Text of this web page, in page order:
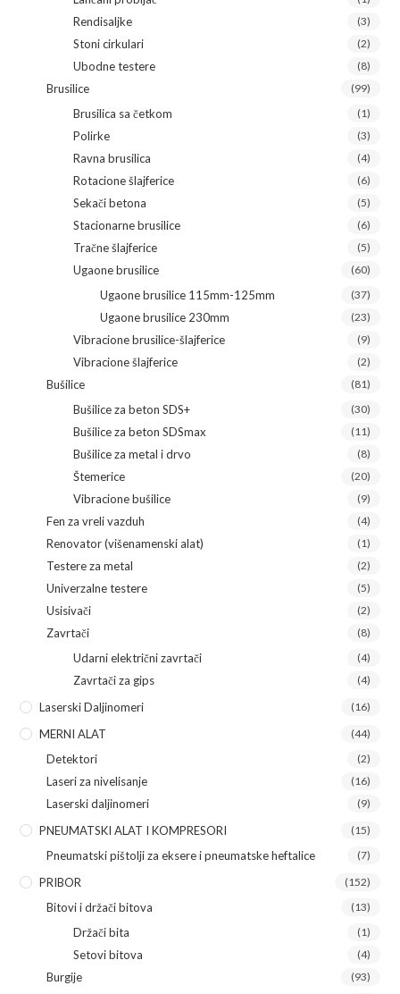
Rendisaljke (3)
Stoni cirkulari (2)
Ubodne testere (8)
Brusilice (99)
Brusilica sa četkom (1)
Polirke (3)
Ravna brusilica (4)
Rotacione šlajferice (6)
Sekači betona (5)
Stacionarne brusilice (6)
Tračne šlajferice (5)
Ugaone brusilice (60)
Ugaone brusilice 115mm-125mm (37)
Ugaone brusilice 230mm (23)
Vibracione brusilice-šlajferice (9)
Vibracione šlajferice (2)
Bušilice (81)
Bušilice za beton SDS+ (30)
Bušilice za beton SDSmax (11)
Bušilice za metal i drvo (8)
Štemerice (20)
Vibracione bušilice (9)
Fen za vreli vazduh (4)
Renovator (višenamenski alat) (1)
Testere za metal (2)
Univerzalne testere (5)
Usisivači (2)
Zavrtači (8)
Udarni električni zavrtači (4)
Zavrtači za gips (4)
Laserski Daljinomeri (16)
MERNI ALAT (44)
Detektori (2)
Laseri za nivelisanje (16)
Laserski daljinomeri (9)
PNEUMATSKI ALAT I KOMPRESORI (15)
Pneumatski pištolji za eksere i pneumatske heftalice (7)
PRIBOR (152)
Bitovi i držači bitova (13)
Držači bita (1)
Setovi bitova (4)
Burgije (93)